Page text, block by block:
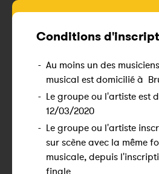
Conditions
- Au moins un des
musical est domicilié à
- Le groupe ou l'artiste est
12/03/2020
- Le groupe ou l'artiste
sur scène avec la même
musicale, depuis
finale